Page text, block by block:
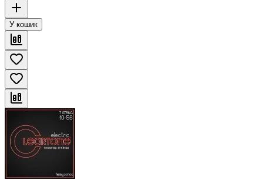
У кошик